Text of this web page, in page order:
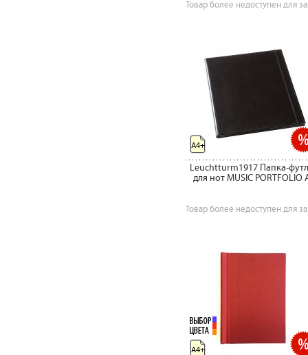
Товар более недоступен для
Leuchtturm1917 Папка-
для нот MUSIC PORTFOLIO
Товар более недоступен для
A4+
A4+